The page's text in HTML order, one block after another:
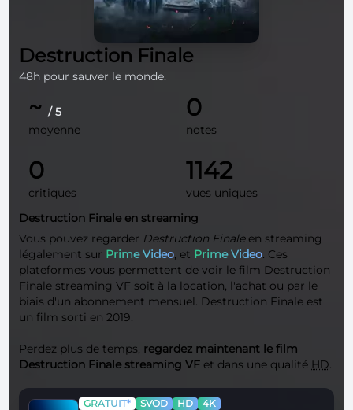
Destruction Finale
48h pour sauver le monde.
~ / 5
moyenne
0
notes
0
critiques
1142
vues uniques
Destruction Finale en streaming
Vous pouvez regarder Destruction Finaleen streaming
légalement sur Prime Video, et Prime Video. Ces
plateformes vous permettent de voir le film Destruction
Finale streaming VF soit à la location, l'achat ou par le
biais d'un abonnement mensuel. Destruction Finale est
un film sorti en 2019.
Perdez plus de temps, regardez maintenant le film
Destruction Finale streaming VF et dans une qualité HD.
GRATUIT* SVOD HD 4K